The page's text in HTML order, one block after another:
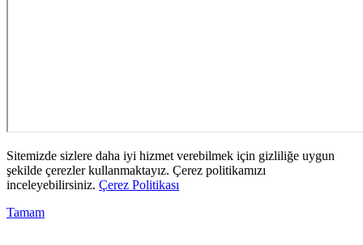
Sitemizde sizlere daha iyi hizmet verebilmek için gizliliğe uygun
şekilde çerezler kullanmaktayız. Çerez politikamızı
inceleyebilirsiniz. Çerez Politikası
Tamam